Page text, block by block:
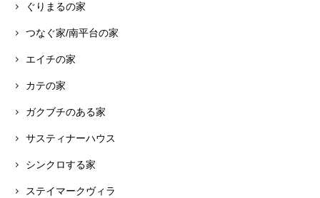
ぐりまるの家
つなぐ家/南平台の家
エイチの家
カテの家
ガクブチのある家
サスティナーハウス
シンクロする家
ステイマークヴィラ